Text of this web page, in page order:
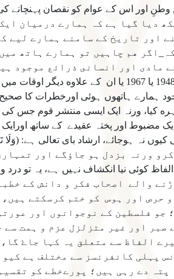
وطنِ اور اس كے عوام كو نقصان پہنچانے
ديا گيا ہے كہ ہمارے درميان
اور تاريخ كے سامنے ہمارے ليے
هم چاہيں تو ہمارے ہاتھ
مادى اور انسانى ذرائع موجود
اور ميں ان لوگوں ميں ہوں جن كو يقين ہے كہ 1948
ہاتھوں ہوئى اورخطرات كا
كيا، ورنہ ايک ايسى منتشر قوم جس
مضبوط اور پختہ عقيدے كے ساتھ
ورنہ بزدل ہو جاؤگے اور
کوئى نيا انکشاف نہیں ہے، یہ تو درد
جھنجھوڑنے والے اصحاب فکر و دانش
حرص اور ہوس کو ختم کرسکتے
جو فلسطین کے نوجوانوں اور
صبر اور غير متزلزل عزم و ہمت سے
الفاظ سے متعلق یہ کہا جاۓ
پہلی کانفرنسز سے مختلف ہے
دے رہی ہیں؛ پورےخطے کو